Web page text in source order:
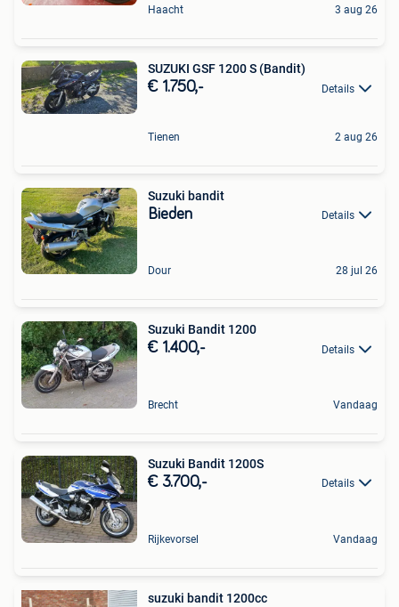
Haacht 3 aug 26
SUZUKI GSF 1200 S (Bandit)
€ 1.750,- Details
Tienen 2 aug 26
Suzuki bandit
Bieden Details
Dour 28 jul 26
Suzuki Bandit 1200
€ 1.400,- Details
Brecht Vandaag
Suzuki Bandit 1200S
€ 3.700,- Details
Rijkevorsel Vandaag
suzuki bandit 1200cc